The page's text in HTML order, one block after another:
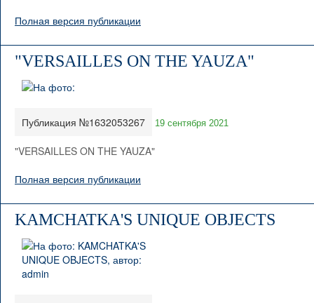
Полная версия публикации
"VERSAILLES ON THE YAUZA"
Публикация №1632053267 19 сентября 2021
"VERSAILLES ON THE YAUZA"
Полная версия публикации
KAMCHATKA'S UNIQUE OBJECTS